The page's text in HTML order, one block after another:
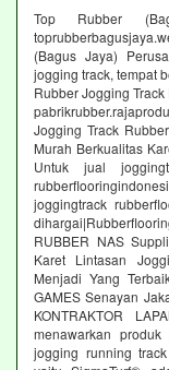
Top Rubber
(Bagus Jaya)
jogging track, tempat
Rubber Jogging
Jogging Track
Murah Berkualitas
Untuk jual
joggingtrack
RUBBER NAS
Karet Lintasan
Menjadi Yang
GAMES Senayan
KONTRAKTOR
menawarkan
jogging running